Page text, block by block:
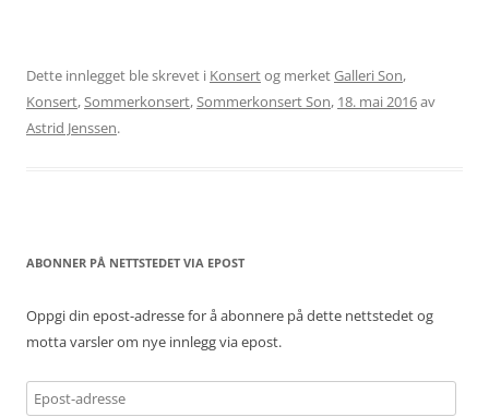
Dette innlegget ble skrevet i Konsertog merketGalleri Son,
Konsert,Sommerkonsert,Sommerkonsert Son, 18. mai 2016av
Astrid Jenssen.
ABONNER PÅ NETTSTEDET VIA EPOST
Oppgi din epost-adresse for å abonnere på dette nettstedet og
motta varsler om nye innlegg via epost.
Epost-